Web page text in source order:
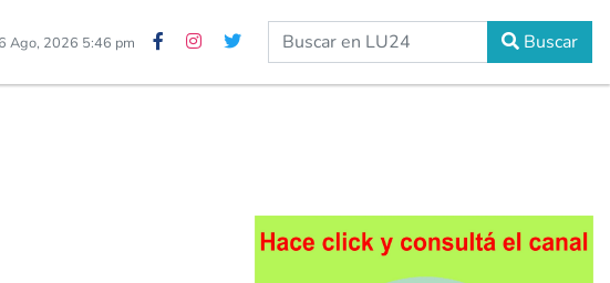
Ago, 2026 5:46 pm Buscar